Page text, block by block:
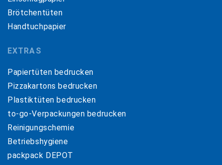
Brötchentüten
Handtuchpapier
EXTRAS
Papiertüten bedrucken
Pizzakartons bedrucken
Plastiktüten bedrucken
to-go-Verpackungen bedrucken
Reinigungschemie
Betriebshygiene
packpack DEPOT